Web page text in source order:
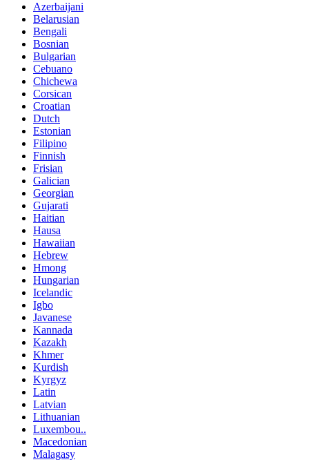
Azerbaijani
Belarusian
Bengali
Bosnian
Bulgarian
Cebuano
Chichewa
Corsican
Croatian
Dutch
Estonian
Filipino
Finnish
Frisian
Galician
Georgian
Gujarati
Haitian
Hausa
Hawaiian
Hebrew
Hmong
Hungarian
Icelandic
Igbo
Javanese
Kannada
Kazakh
Khmer
Kurdish
Kyrgyz
Latin
Latvian
Lithuanian
Luxembou..
Macedonian
Malagasy